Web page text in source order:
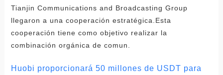
Tianjin Communications and Broadcasting Group
llegaron a una cooperación estratégica.Esta
cooperación tiene como objetivo realizar la
combinación orgánica de comun.
Huobi proporcionará 50 millones de USDT para